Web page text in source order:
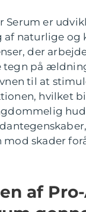
Serum er
naturlige og
der
på
til at
hvilket
mod skader
af